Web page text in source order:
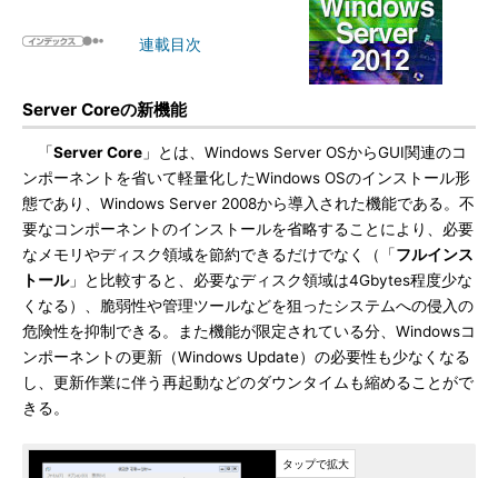
連載目次
Server Coreの新機能
「Server Core 」とは、Windows Server OSからGUI関連のコ
ンポーネントを省いて軽量化したWindows OSのインストール形
態であり、Windows Server 2008から導入された機能である。不
要なコンポーネントのインストールを省略することにより、必要
なメモリやディスク領域を節約できるだけでなく（「フルインス
トール」と比較すると、必要なディスク領域は4Gbytes程度少な
くなる）、脆弱性や管理ツールなどを狙ったシステムへの侵入の
危険性を抑制できる。また機能が限定されている分、Windowsコ
ンポーネントの更新（Windows Update）の必要性も少なくなる
し、更新作業に伴う再起動などのダウンタイムも縮めることがで
きる。